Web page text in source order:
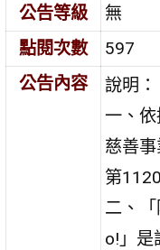
公告等級
無
點閱次數
597
公告內容
說明：
一、
慈善
第
二、
o!」是